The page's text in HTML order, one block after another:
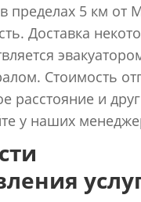
пределах 5 км от
Доставка
Стоимость
расстояние и
у наших